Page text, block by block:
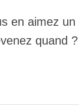
en aimez
quand